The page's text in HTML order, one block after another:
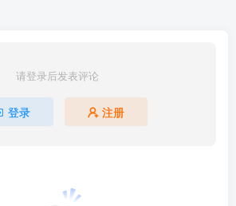
请登录后发表评论
登录 注册